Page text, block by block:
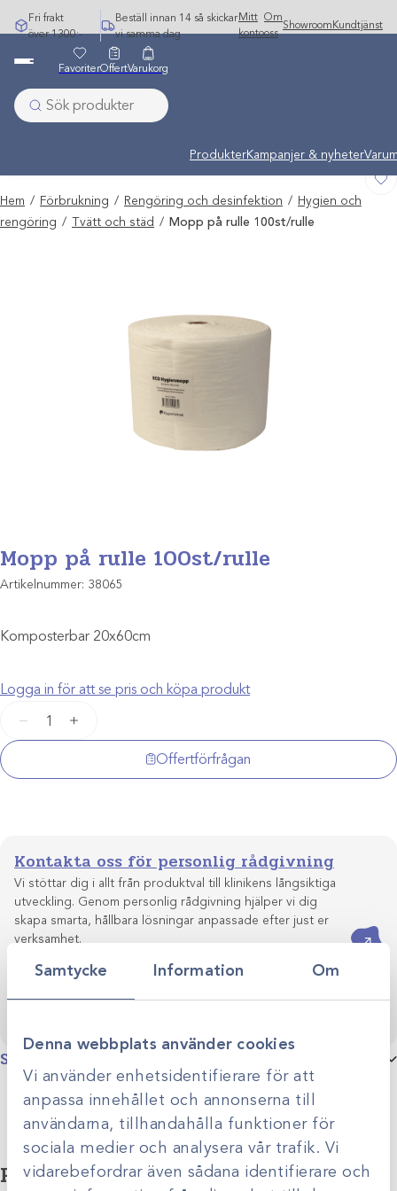
Samtycke Information Om
Denna webbplats använder cookies
Vi använder enhetsidentifierare för att
anpassa innehållet och annonserna till
användarna, tillhandahålla funktioner för
sociala medier och analysera vår trafik. Vi
vidarebefordrar även sådana identifierare och
Hoppa
till
Fri frakt
över 1300:-
Beställ innan 14 så skickar
vi samma dag
Mitt
konto
Om
oss
Showroom Kundtjänst
Undermeny stängd: Varumärken
ProdukterKampanjer & nyheter
FavoriterOffertVarukorg
Hem / Förbrukning / Rengöring och desinfektion / Hygien och
rengöring / Tvätt och städ / Mopp på rulle 100st/rulle
Mopp på rulle 100st/rulle
Artikelnummer: 38065
Komposterbar 20x60cm
Logga in för att se pris och köpa produkt
rulle
100st/rulle
+
Offertförfrågan
Specifikationer
Produktgrupp Golvvård och allrengöring
Kontakta oss för personlig rådgivning
Vi stöttar dig i allt från produktval till klinikens långsiktiga
utveckling. Genom personlig rådgivning hjälper vi dig
skapa smarta, hållbara lösningar anpassade efter just er
verksamhet.
Relaterade produkter